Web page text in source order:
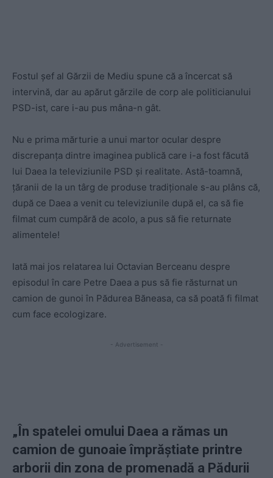
Fostul șef al Gărzii de Mediu spune că a încercat să
intervină, dar au apărut gărzile de corp ale politicianului
PSD-ist, care i-au pus mâna-n gât.
Nu e prima mărturie a unui martor ocular despre
discrepanța dintre imaginea publică care i-a fost făcută
lui Daea la televiziunile PSD și realitate. Astă-toamnă,
țăranii de la un târg de produse tradiționale s-au plâns că,
după ce Daea a venit cu televiziunile după el, ca să fie
filmat cum cumpără de acolo, a pus să fie returnate
alimentele!
Iată mai jos relatarea lui Octavian Berceanu despre
episodul în care Petre Daea a pus să fie răsturnat un
camion de gunoi în Pădurea Băneasa, ca să poată fi filmat
cum face ecologizare.
- Advertisement -
„În spatelei omului Daea a rămas un
camion de gunoaie împrăștiate printre
arborii din zona de promenadă a Pădurii